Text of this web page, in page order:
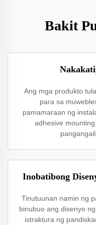
Bakit
Ang mga produkto
para sa
pamamaraan ng
adhesive
Inobatibong
Tinutuunan namin ng
binubuo ang disenyo
istraktura ng